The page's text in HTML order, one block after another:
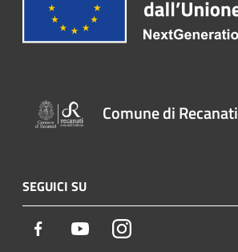
Comune di Recanati
SEGUICI SU
Facebook YoutubeInstagram